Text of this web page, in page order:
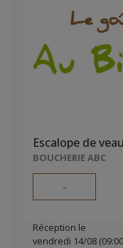
Escalope de
BOUCHERIE ABC
-
Réception le
vendredi 14/08